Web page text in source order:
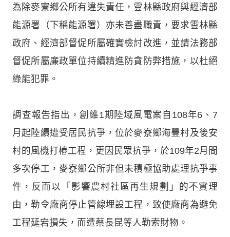
為除麥寮鄉公所有違失責任，雲林縣政府與經濟部
能源署（下稱能源署）亦未善盡職責，要求雲林縣
政府、經濟部督促所屬確實檢討改進，並請法務部
督促所屬廉政單位持續精進防貪防弊措施，以杜絕
綠能犯罪。
調查報告指出，創維1期陸域風電案自108年6、7
月起陸續遭受居民抗爭，位於麥寮鄉海豐村及後安
村的風機打樁工程，更因民眾抗爭，於109年2月間
多次停工，麥寮鄉公所非但未積極協助處理抗爭事
件，反而以「影響農村社區再生規劃」的不實理
由，勒令廠商停止管線埋設工程，致使廠商為避免
工程延宕損失，而遭蔡長昆等人勒索財物。